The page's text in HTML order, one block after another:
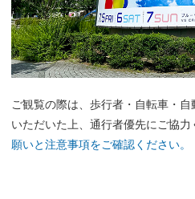
ご観覧の際は、歩行者・自転車・
いただいた上、通行者優先にご協力
願いと注意事項をご確認ください。